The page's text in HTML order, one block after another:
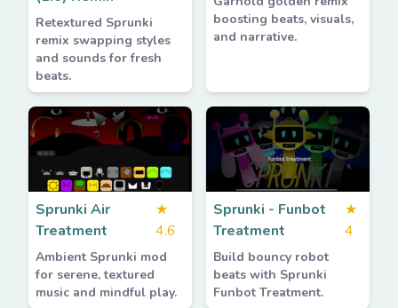
Retextured Sprunki
remix swapping styles
and sounds for fresh
beats.
boosting beats, visuals,
and narrative.
Sprunki Air
Treatment
★
4.6
Ambient Sprunki mod
for serene, textured
music and mindful play.
Sprunki - Funbot
Treatment
★
4
Build bouncy robot
beats with Sprunki
Funbot Treatment.